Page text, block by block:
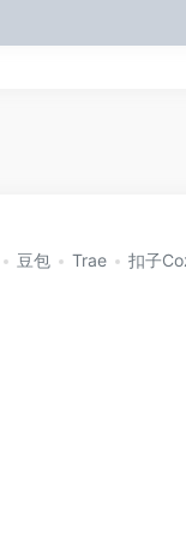
豆包 Trae
扣子